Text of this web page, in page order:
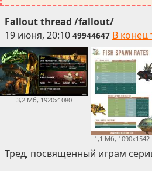
Fallout thread /fallout/
19 июня, 20:10 49944647 В конец
3,2 Мб, 1920x1080
1,1 Мб, 1090x1542
Тред, посвященный играм